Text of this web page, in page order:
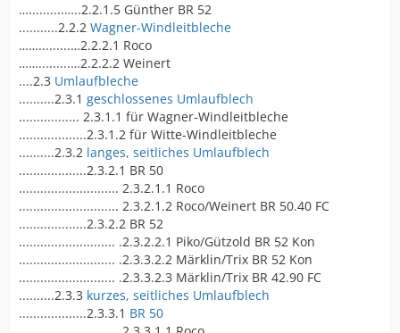
…..........…..2.2.1.5 Günther BR 52
...........2.2.2 Wagner-Windleitbleche
…….........…2.2.2.1 Roco
…….........…2.2.2.2 Weinert
....2.3 Umlaufbleche
..........2.3.1 geschlossenes Umlaufblech
................. 2.3.1.1 für Wagner-Windleitbleche
...................2.3.1.2 für Witte-Windleitbleche
..........2.3.2 langes, seitliches Umlaufblech
...................2.3.2.1 BR 50
............................ 2.3.2.1.1 Roco
............................ 2.3.2.1.2 Roco/Weinert BR 50.40 FC
...................2.3.2.2 BR 52
........................... .2.3.2.2.1 Piko/Gützold BR 52 Kon
........................... .2.3.3.2.2 Märklin/Trix BR 52 Kon
........................... .2.3.3.2.3 Märklin/Trix BR 42.90 FC
..........2.3.3 kurzes, seitliches Umlaufblech
...................2.3.3.1 BR 50